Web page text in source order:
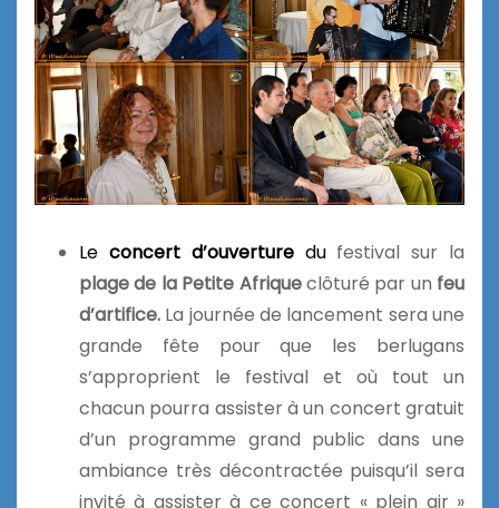
Le concert d’ouverturedu festival sur la
plage de la Petite Afriqueclôturé par un feu
d’artifice. La journée de lancement sera une
grande fête pour que les berlugans
s’approprient le festival et où tout un
chacun pourra assister à un concert gratuit
d’un programme grand public dans une
ambiance très décontractée puisqu’il sera
invité à assister à ce concert « plein air »